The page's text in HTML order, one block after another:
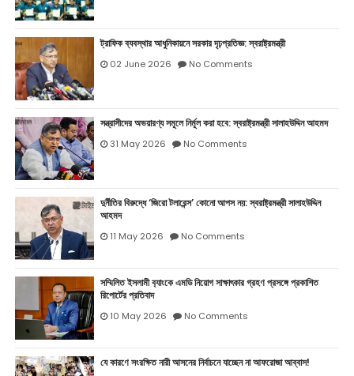
ট্রাফিক ব্যবস্থার আধুনিকায়নে সরকার দৃঢ়প্রতিজ্ঞ: স্বরাষ্ট্রমন্ত্রী
02 June 2026 No Comments
সন্ত্রাসীদের অভয়ারণ্য সমূলে নির্মূল করা হবে: স্বরাষ্ট্রমন্ত্রী সালাহউদ্দিন আহমদ
31 May 2026 No Comments
দুর্নীতির বিরুদ্ধে ‘জিরো টলারেন্স’ কোনো আপস নয়: স্বরাষ্ট্রমন্ত্রী সালাহউদ্দিন
আহমদ
11 May 2026 No Comments
সম্মিলিত ইসলামী ব‍্যাংকে এমডি নিয়োগ সাক্ষাৎকার গ্রহণ প্রসঙ্গে প্রকাশিত
রিপোর্টের প্রতিবাদ
10 May 2026 No Comments
যে কারণে সংরক্ষিত নারী আসনের নির্বাচনে যাচ্ছেন না আফরোজা আব্বাস!